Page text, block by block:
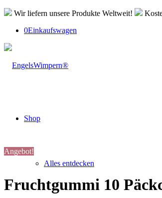
Wir liefern unsere Produkte Weltweit!
0Einkaufswagen
Shop
Alles entdecken
Angebot!
Fruchtgummi 10